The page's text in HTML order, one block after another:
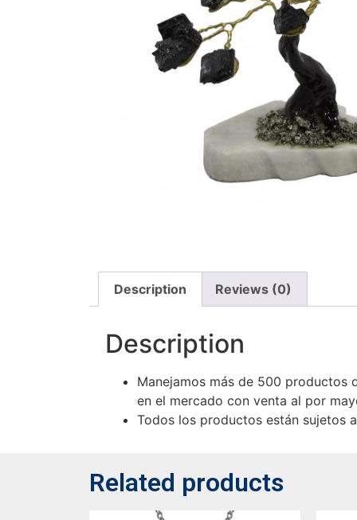
Description Reviews (0)
Description
Manejamos más de 500 productos
en el mercado con venta al por
Todos los productos están sujetos
Related products